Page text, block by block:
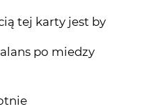
tej karty jest by
po miedzy